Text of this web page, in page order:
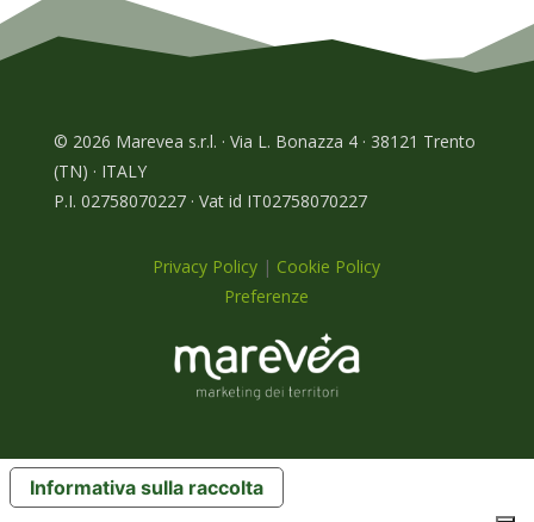
© 2026 Marevea s.r.l. · Via L. Bonazza 4 · 38121 Trento
(TN) · ITALY
P.I. 02758070227 · Vat id IT02758070227
Privacy Policy | Cookie Policy
Preferenze
Informativa sulla raccolta